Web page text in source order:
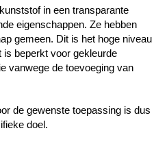
in een transparante
eigenschappen. Ze hebben
gemeen. Dit is het hoge niveau
beperkt voor gekleurde
vanwege de toevoeging van
de gewenste toepassing is dus
doel.